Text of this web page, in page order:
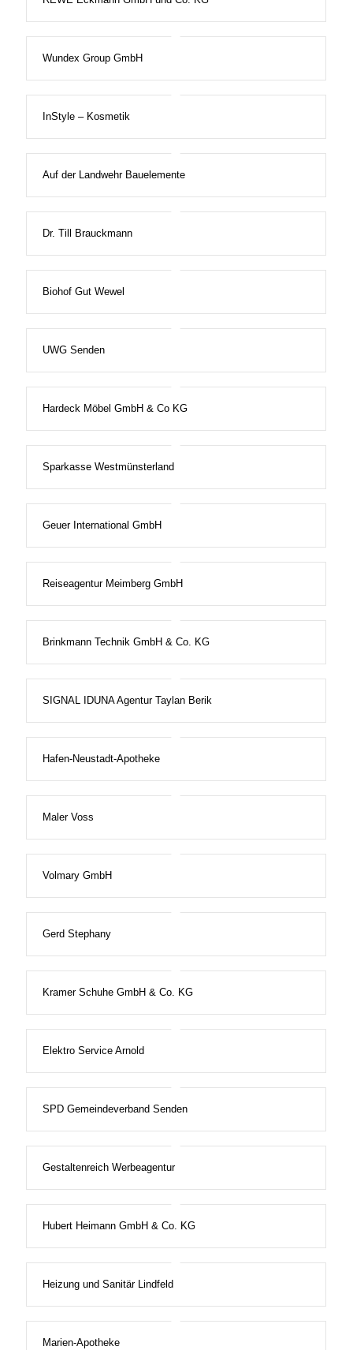
Wundex Group GmbH
InStyle – Kosmetik
Auf der Landwehr Bauelemente
Dr. Till Brauckmann
Biohof Gut Wewel
UWG Senden
Hardeck Möbel GmbH & Co KG
Sparkasse Westmünsterland
Geuer International GmbH
Reiseagentur Meimberg GmbH
Brinkmann Technik GmbH & Co. KG
SIGNAL IDUNA Agentur Taylan Berik
Hafen-Neustadt-Apotheke
Maler Voss
Volmary GmbH
Gerd Stephany
Kramer Schuhe GmbH & Co. KG
Elektro Service Arnold
SPD Gemeindeverband Senden
Gestaltenreich Werbeagentur
Hubert Heimann GmbH & Co. KG
Heizung und Sanitär Lindfeld
Marien-Apotheke